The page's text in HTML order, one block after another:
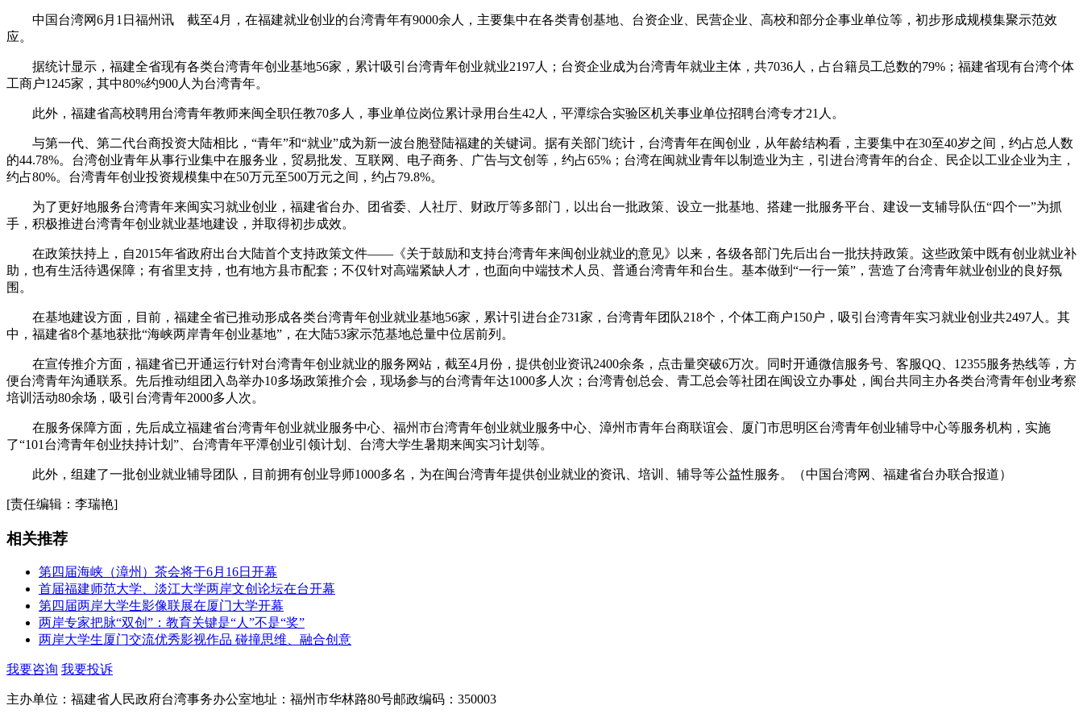
中国台湾网6月1日福州讯 截至4月，在福建就业创业的台湾青年有9000余人，主要集中在各类青创基地、台资企业、民营企业、高校和部分企事业单位等，初步形成规模集聚示范效
应。
据统计显示，福建全省现有各类台湾青年创业基地56家，累计吸引台湾青年创业就业2197人；台资企业成为台湾青年就业主体，共7036人，占台籍员工总数的79%；福建省现有台湾个体
工商户1245家，其中80%约900人为台湾青年。
此外，福建省高校聘用台湾青年教师来闽全职任教70多人，事业单位岗位累计录用台生42人，平潭综合实验区机关事业单位招聘台湾专才21人。
与第一代、第二代台商投资大陆相比，“青年”和“就业”成为新一波台胞登陆福建的关键词。据有关部门统计，台湾青年在闽创业，从年龄结构看，主要集中在30至40岁之间，约占总人数
的44.78%。台湾创业青年从事行业集中在服务业，贸易批发、互联网、电子商务、广告与文创等，约占65%；台湾在闽就业青年以制造业为主，引进台湾青年的台企、民企以工业企业为主，
约占80%。台湾青年创业投资规模集中在50万元至500万元之间，约占79.8%。
为了更好地服务台湾青年来闽实习就业创业，福建省台办、团省委、人社厅、财政厅等多部门，以出台一批政策、设立一批基地、搭建一批服务平台、建设一支辅导队伍“四个一”为抓
手，积极推进台湾青年创业就业基地建设，并取得初步成效。
在政策扶持上，自2015年省政府出台大陆首个支持政策文件——《关于鼓励和支持台湾青年来闽创业就业的意见》以来，各级各部门先后出台一批扶持政策。这些政策中既有创业就业补
助，也有生活待遇保障；有省里支持，也有地方县市配套；不仅针对高端紧缺人才，也面向中端技术人员、普通台湾青年和台生。基本做到“一行一策”，营造了台湾青年就业创业的良好氛
围。
在基地建设方面，目前，福建全省已推动形成各类台湾青年创业就业基地56家，累计引进台企731家，台湾青年团队218个，个体工商户150户，吸引台湾青年实习就业创业共2497人。其
中，福建省8个基地获批“海峡两岸青年创业基地”，在大陆53家示范基地总量中位居前列。
在宣传推介方面，福建省已开通运行针对台湾青年创业就业的服务网站，截至4月份，提供创业资讯2400余条，点击量突破6万次。同时开通微信服务号、客服QQ、12355服务热线等，方
便台湾青年沟通联系。先后推动组团入岛举办10多场政策推介会，现场参与的台湾青年达1000多人次；台湾青创总会、青工总会等社团在闽设立办事处，闽台共同主办各类台湾青年创业考察
培训活动80余场，吸引台湾青年2000多人次。
在服务保障方面，先后成立福建省台湾青年创业就业服务中心、福州市台湾青年创业就业服务中心、漳州市青年台商联谊会、厦门市思明区台湾青年创业辅导中心等服务机构，实施
了“101台湾青年创业扶持计划”、台湾青年平潭创业引领计划、台湾大学生暑期来闽实习计划等。
此外，组建了一批创业就业辅导团队，目前拥有创业导师1000多名，为在闽台湾青年提供创业就业的资讯、培训、辅导等公益性服务。（中国台湾网、福建省台办联合报道）
[责任编辑：李瑞艳]
相关推荐
第四届海峡（漳州）茶会将于6月16日开幕
首届福建师范大学、淡江大学两岸文创论坛在台开幕
第四届两岸大学生影像联展在厦门大学开幕
两岸专家把脉“双创”：教育关键是“人”不是“奖”
两岸大学生厦门交流优秀影视作品 碰撞思维、融合创意
我要咨询 我要投诉
主办单位：福建省人民政府台湾事务办公室地址：福州市华林路80号邮政编码：350003